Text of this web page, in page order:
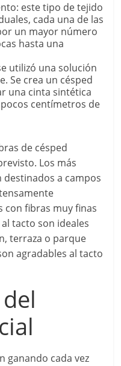
este tipo de tejido
cada una de las
un mayor número
hasta una
utilizó una solución
Se crea un césped
una cinta sintética
centímetros de
de césped
Los más
a campos
con fibras muy finas
tacto son ideales
terraza o parque
agradables al tacto
ganando cada vez